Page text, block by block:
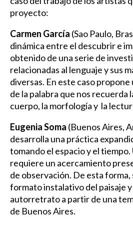
proyecto:
Carmen García (Sao Paulo,
dinámica entre el descubrir e
obtenido de una serie de
relacionadas al lenguaje y sus
diversas. En este caso propone
de la palabra que nos recuerda
cuerpo, la morfología y la
Eugenia Soma (Buenos Aires,
desarrolla una práctica
tomando el espacio y el
requiere un acercamiento
de observación. De esta forma,
formato instalativo del paisaje
autorretrato a partir de una
de Buenos Aires.